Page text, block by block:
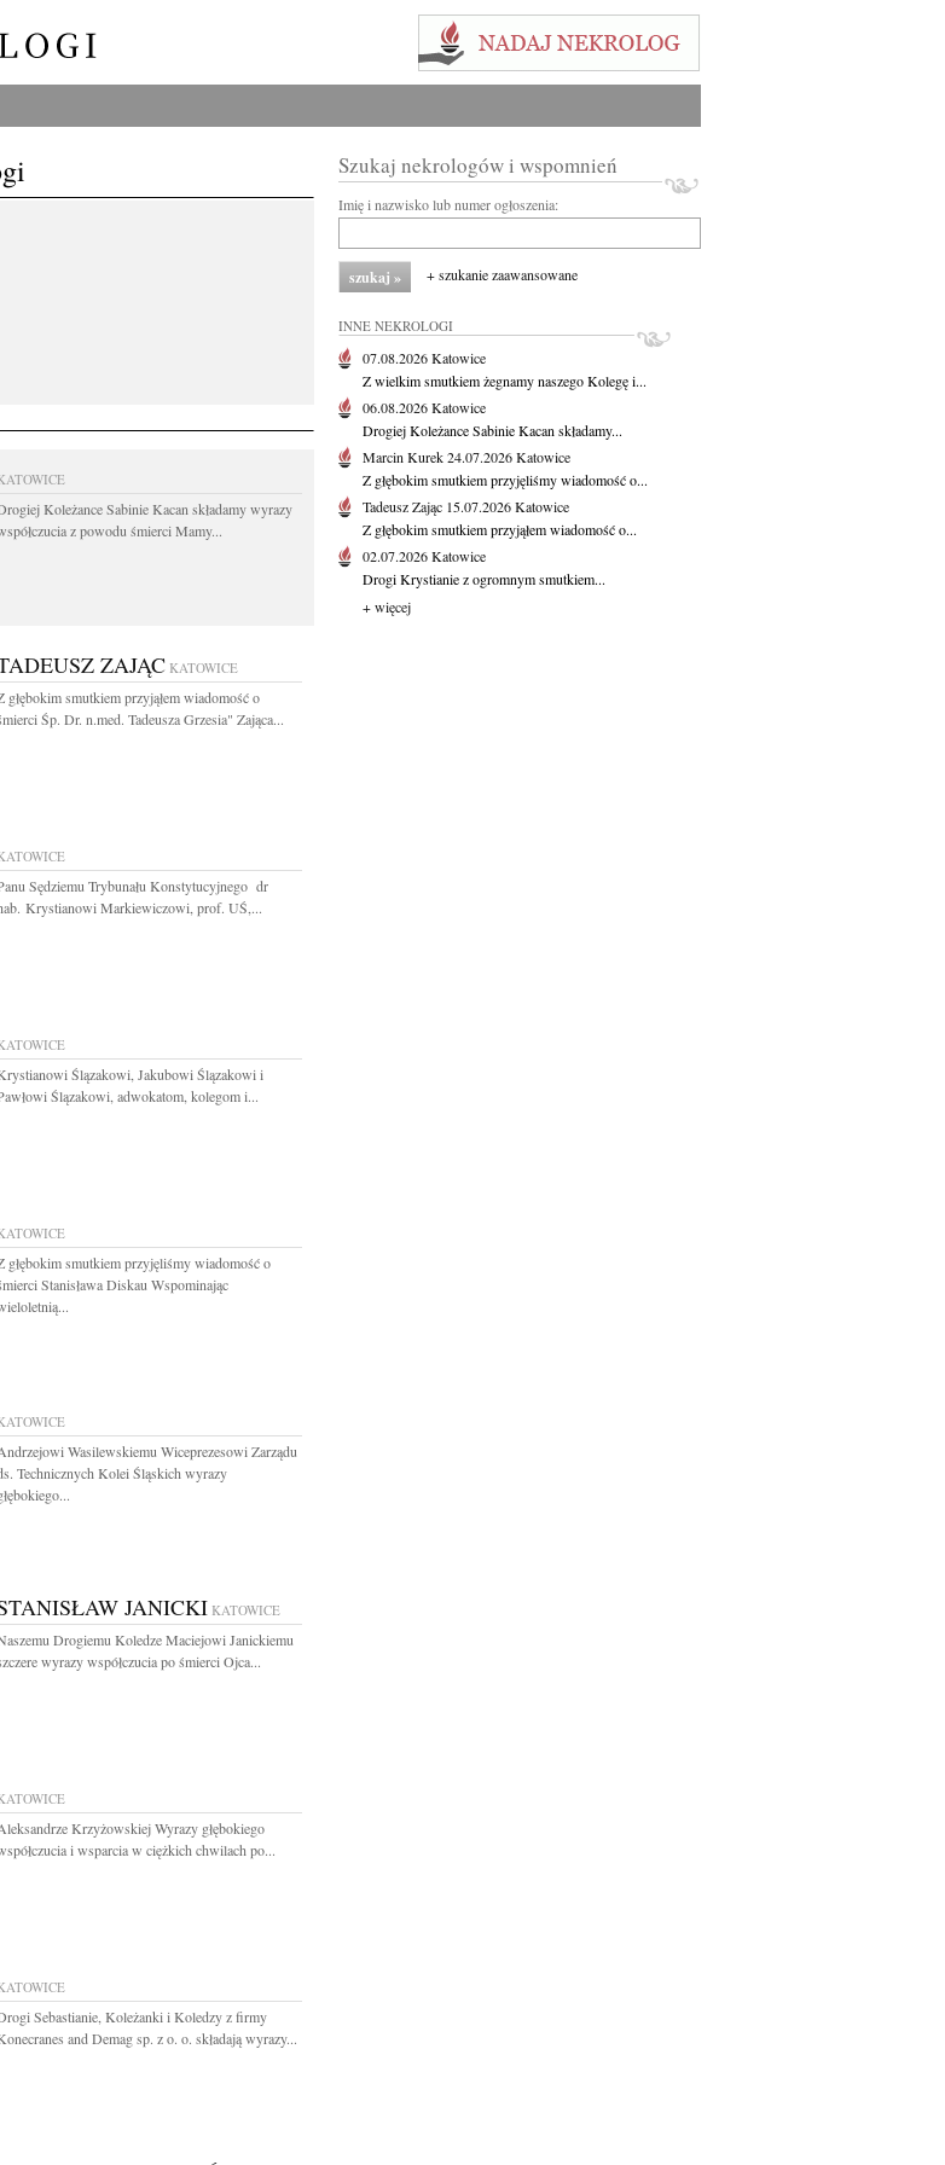
Koleżance Sabinie Kacan składamy wyrazy
z powodu śmierci Mamy...
ZAJĄC KATOWICE
głębokim smutkiem przyjąłem wiadomość o
Śp. Dr. n.med. Tadeusza Grzesia" Zająca...
Sędziemu Trybunału Konstytucyjnego dr
Krystianowi Markiewiczowi, prof. UŚ,...
Ślązakowi, Jakubowi Ślązakowi i
Ślązakowi, adwokatom, kolegom i...
głębokim smutkiem przyjęliśmy wiadomość o
Stanisława Diskau Wspominając
Wasilewskiemu Wiceprezesowi Zarządu
Technicznych Kolei Śląskich wyrazy
JANICKI KATOWICE
Drogiemu Koledze Maciejowi Janickiemu
wyrazy współczucia po śmierci Ojca...
Krzyżowskiej Wyrazy głębokiego
i wsparcia w ciężkich chwilach po...
Sebastianie, Koleżanki i Koledzy z firmy
and Demag sp. z o. o. składają wyrazy...
Szukaj nekrologów i wspomnień
Imię i nazwisko lub numer ogłoszenia:
+ szukanie zaawansowane
INNE NEKROLOGI
07.08.2026Katowice
Z wielkim smutkiem żegnamy naszego Kolegę i...
06.08.2026Katowice
Drogiej Koleżance Sabinie Kacan składamy...
Marcin Kurek24.07.2026Katowice
Z głębokim smutkiem przyjęliśmy wiadomość o...
Tadeusz Zając 15.07.2026Katowice
Z głębokim smutkiem przyjąłem wiadomość o...
02.07.2026Katowice
Drogi Krystianie z ogromnym smutkiem...
+ więcej